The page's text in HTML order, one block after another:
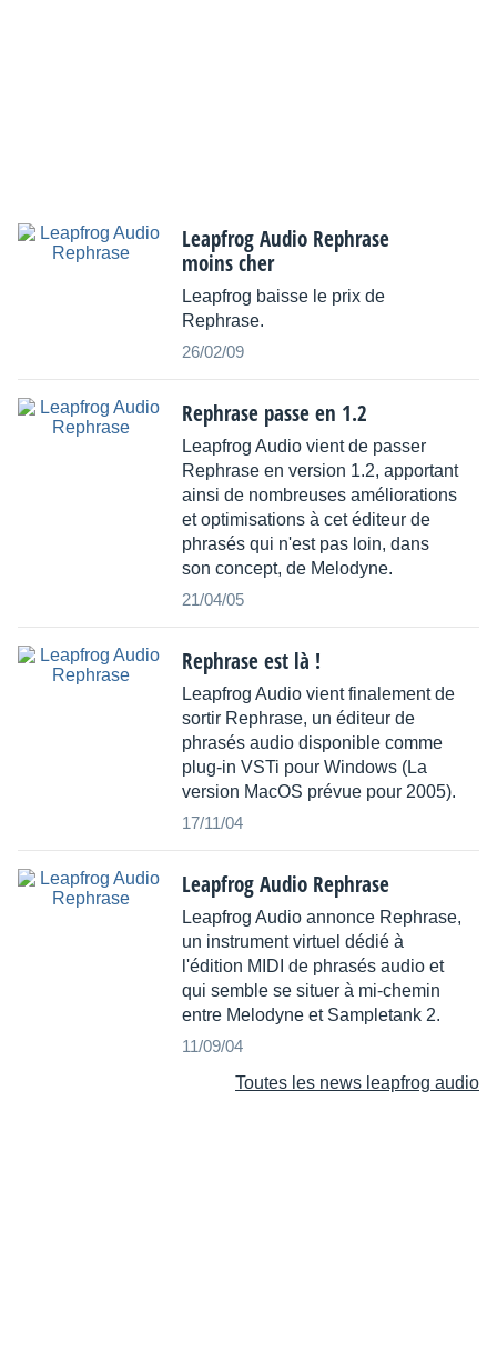
Leapfrog Audio Rephrase
moins cher
Leapfrog baisse le prix de
Rephrase.
26/02/09
Rephrase passe en 1.2
Leapfrog Audio vient de passer
Rephrase en version 1.2, apportant
ainsi de nombreuses améliorations
et optimisations à cet éditeur de
phrasés qui n'est pas loin, dans
son concept, de Melodyne.
21/04/05
Rephrase est là !
Leapfrog Audio vient finalement de
sortir Rephrase, un éditeur de
phrasés audio disponible comme
plug-in VSTi pour Windows (La
version MacOS prévue pour 2005).
17/11/04
Leapfrog Audio Rephrase
Leapfrog Audio annonce Rephrase,
un instrument virtuel dédié à
l'édition MIDI de phrasés audio et
qui semble se situer à mi-chemin
entre Melodyne et Sampletank 2.
11/09/04
Toutes les news leapfrog audio